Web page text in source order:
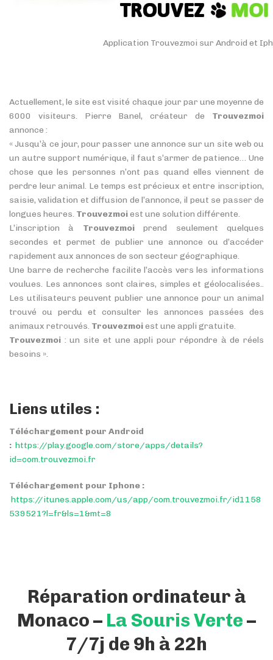
Application Trouvezmoi sur Android et
Actuellement, le site est visité chaque jour par une moyenne de
6000 visiteurs. Pierre Banel, créateur de Trouvezmoi
annonce :
« Jusqu’à ce jour, pour passer une annonce sur un site web ou
un autre support numérique, il faut s’armer de patience… Une
chose que les personnes n’ont pas quand elles viennent de
perdre leur animal. Le temps est précieux et entre inscription,
saisie, validation et diffusion de l’annonce, il peut se passer de
longues heures. Trouvezmoiest une solution différente.
L’inscription à Trouvezmoiprend seulement quelques
secondes et permet de publier une annonce ou d’accéder
rapidement aux annonces de son secteur géographique.
Une barre de recherche facilite l’accès vers les informations
voulues. Les annonces sont claires, simples et géolocalisées..
Les utilisateurs peuvent publier une annonce pour un animal
trouvé ou perdu et consulter les annonces passées des
animaux retrouvés. Trouvezmoiest une appli gratuite.
Trouvezmoi : un site et une appli pour répondre à de réels
besoins ».
Liens utiles :
Téléchargement pour Android
: https://play.google.com/store/apps/details?
id=com.trouvezmoi.fr
Téléchargement pour Iphone :
https://itunes.apple.com/us/app/com.trouvezmoi.fr/id1158
539521?l=fr&ls=1&mt=8
Réparation ordinateur à
Monaco – La Souris Verte–
7/7j de 9h à 22h